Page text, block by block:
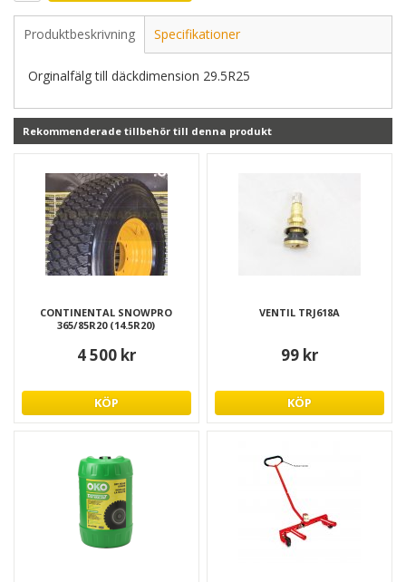
Produktbeskrivning Specifikationer
Orginalfälg till däckdimension 29.5R25
Rekommenderade tillbehör till denna produkt
CONTINENTAL SNOWPRO
365/85R20 (14.5R20)
4 500 kr
KÖP
VENTIL TRJ618A
99 kr
KÖP